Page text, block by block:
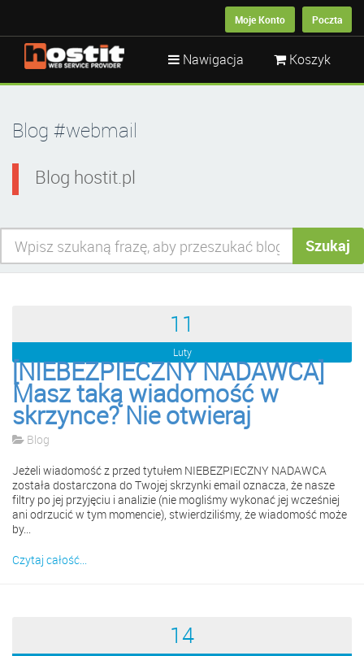
Moje Konto Poczta
Koszyk
Nawigacja
Blog #webmail
Blog hostit.pl
Szukaj
11
Luty
[NIEBEZPIECZNY NADAWCA]
Masz taką wiadomość w
skrzynce? Nie otwieraj
Blog
Jeżeli wiadomość z przed tytułem NIEBEZPIECZNY NADAWCA
została dostarczona do Twojej skrzynki email oznacza, że nasze
filtry po jej przyjęciu i analizie (nie mogliśmy wykonać jej wcześniej
ani odrzucić w tym momencie), stwierdziliśmy, że wiadomość może
by...
Czytaj całość...
14